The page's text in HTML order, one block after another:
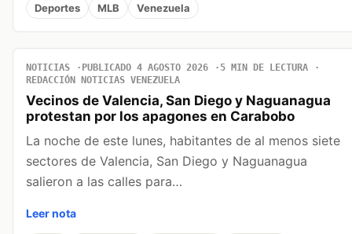
Deportes MLB Venezuela
NOTICIAS PUBLICADO 4 AGOSTO 2026
5 MIN DE LECTURA
REDACCIÓN NOTICIAS VENEZUELA
Vecinos de Valencia, San Diego y Naguanagua
protestan por los apagones en Carabobo
La noche de este lunes, habitantes de al menos siete
sectores de Valencia, San Diego y Naguanagua
salieron a las calles para…
Leer nota